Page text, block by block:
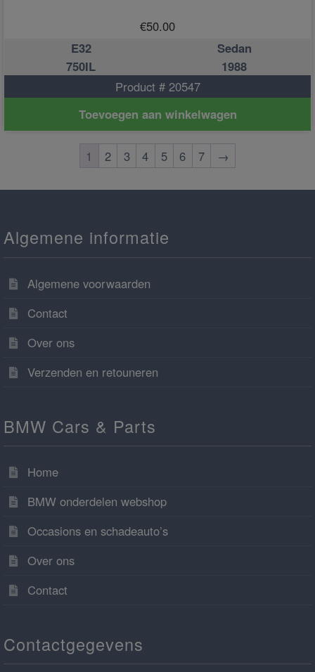
€50.00
E32
Sedan
750IL
1988
Product # 20547
Toevoegen aan winkelwagen
1 2 3 4 5 6 7 →
Algemene informatie
Algemene voorwaarden
Contact
Over ons
Verzenden en retouneren
BMW Cars & Parts
Home
BMW onderdelen webshop
Occasions en schadeauto’s
Over ons
Contact
Contactgegevens